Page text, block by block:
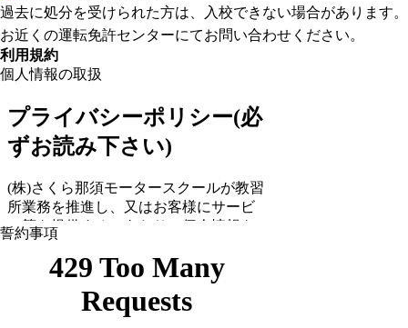
過去に処分を受けられた方は、入校できない場合があります。
お近くの運転免許センターにてお問い合わせください。
利用規約
個人情報の取扱
誓約事項